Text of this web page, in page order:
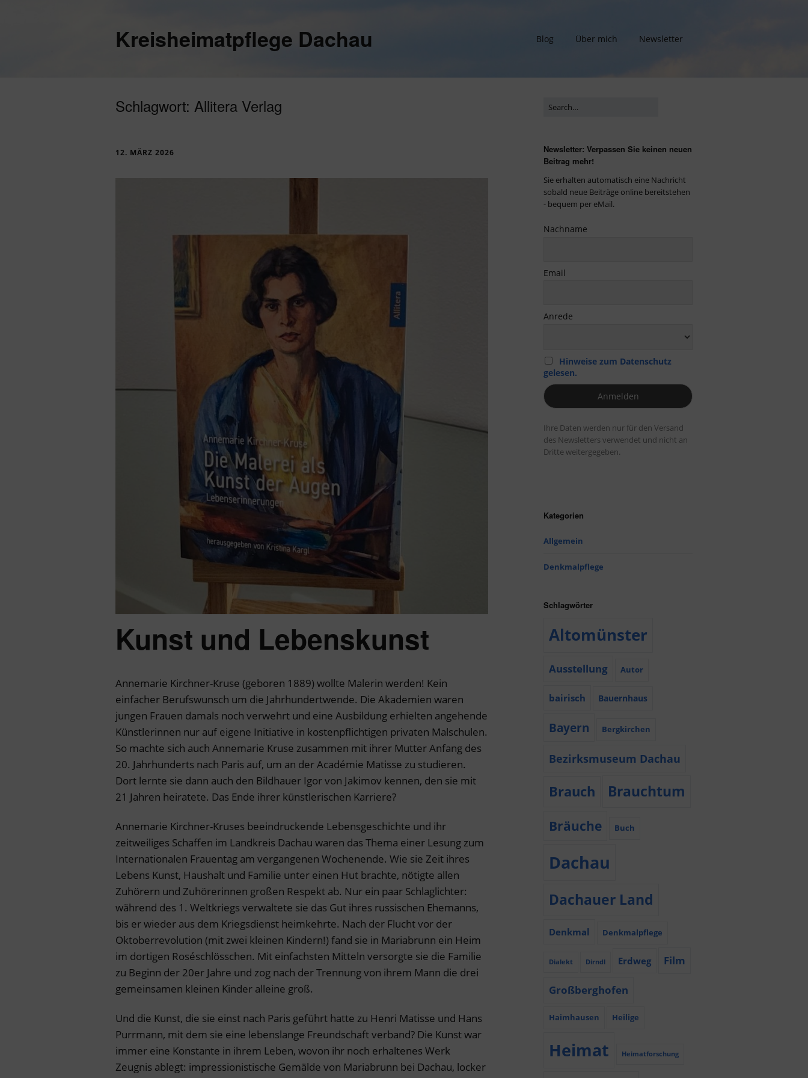
Kreisheimatpflege Dachau Blog Über mich Newsletter
Schlagwort: Allitera Verlag
12. MÄRZ 2026
Kunst und Lebenskunst
Annemarie Kirchner-Kruse (geboren 1889) wollte Malerin werden! Kein
einfacher Berufswunsch um die Jahrhundertwende. Die Akademien waren
jungen Frauen damals noch verwehrt und eine Ausbildung erhielten angehende
Künstlerinnen nur auf eigene Initiative in kostenpflichtigen privaten Malschulen.
So machte sich auch Annemarie Kruse zusammen mit ihrer Mutter Anfang des
20. Jahrhunderts nach Paris auf, um an der Académie Matisse zu studieren.
Dort lernte sie dann auch den Bildhauer Igor von Jakimov kennen, den sie mit
21 Jahren heiratete. Das Ende ihrer künstlerischen Karriere?
Annemarie Kirchner-Kruses beeindruckende Lebensgeschichte und ihr
zeitweiliges Schaffen im Landkreis Dachau waren das Thema einer Lesung zum
Internationalen Frauentag am vergangenen Wochenende. Wie sie Zeit ihres
Lebens Kunst, Haushalt und Familie unter einen Hut brachte, nötigte allen
Zuhörern und Zuhörerinnen großen Respekt ab. Nur ein paar Schlaglichter:
während des 1. Weltkriegs verwaltete sie das Gut ihres russischen Ehemanns,
bis er wieder aus dem Kriegsdienst heimkehrte. Nach der Flucht vor der
Oktoberrevolution (mit zwei kleinen Kindern!) fand sie in Mariabrunn ein Heim
im dortigen Roséschlösschen. Mit einfachsten Mitteln versorgte sie die Familie
zu Beginn der 20er Jahre und zog nach der Trennung von ihrem Mann die drei
gemeinsamen kleinen Kinder alleine groß.
Und die Kunst, die sie einst nach Paris geführt hatte zu Henri Matisse und Hans
Purrmann, mit dem sie eine lebenslange Freundschaft verband? Die Kunst war
immer eine Konstante in ihrem Leben, wovon ihr noch erhaltenes Werk
Zeugnis ablegt: impressionistische Gemälde von Mariabrunn bei Dachau, locker
Newsletter: Verpassen Sie keinen neuen
Beitrag mehr!
Sie erhalten automatisch eine Nachricht
sobald neue Beiträge online bereitstehen
- bequem per eMail.
Nachname
Email
Anrede
Hinweise zum Datenschutz
gelesen.
Ihre Daten werden nur für den Versand
des Newsletters verwendet und nicht an
Dritte weitergegeben.
Kategorien
Allgemein
Denkmalpflege
Schlagwörter
Altomünster
Ausstellung Autor
bairisch Bauernhaus
Bayern Bergkirchen
Bezirksmuseum Dachau
Brauch Brauchtum
Bräuche Buch
Dachau
Dachauer Land
Denkmal Denkmalpflege
Dialekt Dirndl Erdweg Film
Großberghofen
Haimhausen Heilige
Heimat Heimatforschung